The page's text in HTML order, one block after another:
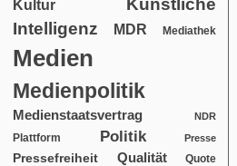
Kultur
Künstliche
Intelligenz
MDR Mediathek
Medien
Medienpolitik
Medienstaatsvertrag NDR
Plattform Politik Presse
Pressefreiheit Qualität Quote